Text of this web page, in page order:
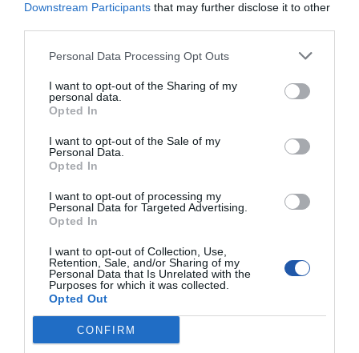
Downstream Participants that may further disclose it to other
Personal Data Processing Opt Outs
I want to opt-out of the Sharing of my
personal data.
Opted In
I want to opt-out of the Sale of my
Personal Data.
Opted In
I want to opt-out of processing my
Personal Data for Targeted Advertising.
Opted In
I want to opt-out of Collection, Use,
Retention, Sale, and/or Sharing of my
Personal Data that Is Unrelated with the
Purposes for which it was collected.
Opted Out
CONFIRM
1 wejście liniowe audio / wyjście liniowe audio 11
ZALECANE PRODUKTY HP
Zestawy
dźwięk
Monitory
Poly
Blackwire
3220 Stereo
USB-C
Headset
+USB-C/A
Poly
Blackwire
5220 Stereo
USB-C
Headset
+3.5mm Plug
+USB-C/A
Adapter